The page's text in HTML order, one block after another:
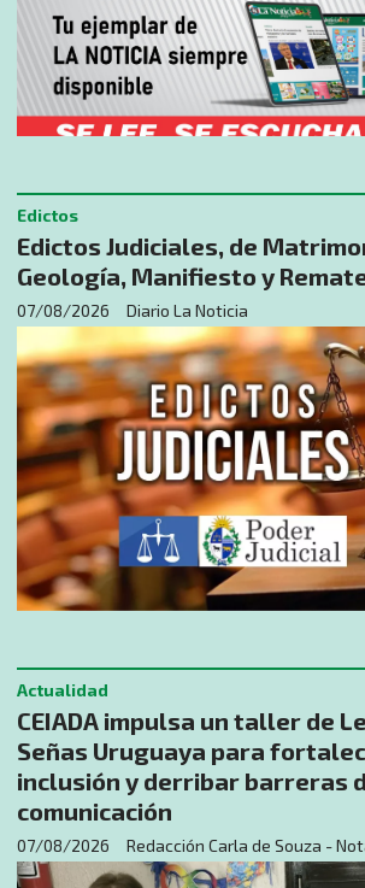
Edictos Judiciales, de
Geología, Manifiesto y
Diario La Noticia
Edictos
07/08/2026
CEIADA impulsa un taller de
Señas Uruguaya para
inclusión y derribar barreras
comunicación
Redacción Carla de Souza -
Actualidad
07/08/2026